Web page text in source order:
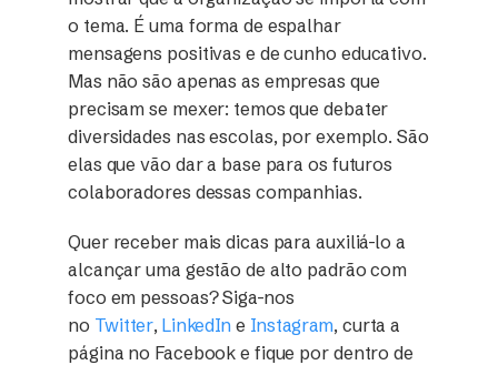
o tema. É uma forma de espalhar
mensagens positivas e de cunho educativo.
Mas não são apenas as empresas que
precisam se mexer: temos que debater
diversidades nas escolas, por exemplo. São
elas que vão dar a base para os futuros
colaboradores dessas companhias.
Quer receber mais dicas para auxiliá-lo a
alcançar uma gestão de alto padrão com
foco em pessoas? Siga-nos
no Twitter, LinkedIn e Instagram, curta a
página no Facebook e fique por dentro de